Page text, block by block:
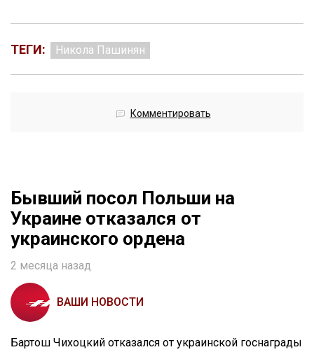
ТЕГИ: Никола Пашинян
Комментировать
Бывший посол Польши на
Украине отказался от
украинского ордена
2 месяца назад
ВАШИ НОВОСТИ
Бартош Чихоцкий отказался от украинской госнаграды